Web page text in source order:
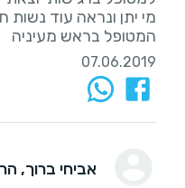
מי יתן ונראה עוד נשות
המטופל בראש מעיניה
07.06.2019
אביחי ברוך,